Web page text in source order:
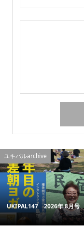
ユキパルarchive
UKIPAL147 2026年 8月号